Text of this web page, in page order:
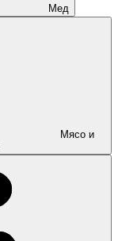
Мед
Мясо и